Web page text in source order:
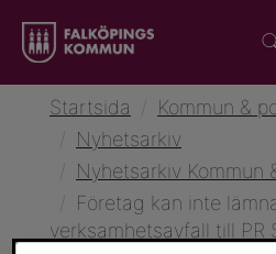
Startsida Kommun &
Nyhetsarkiv
Nyhetsarkiv Kommun
Företag kan inte
verksamhetsavfall till PR